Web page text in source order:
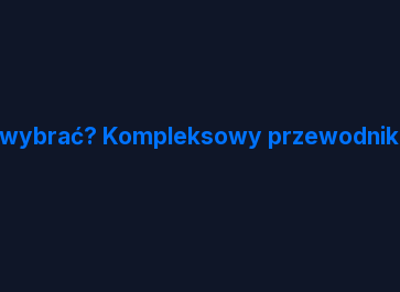
Kompleksowy przewodnik